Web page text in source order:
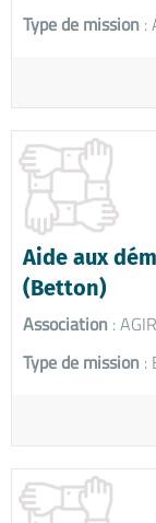
Type de mission :
Aide aux
(Betton)
Association :
Type de mission :